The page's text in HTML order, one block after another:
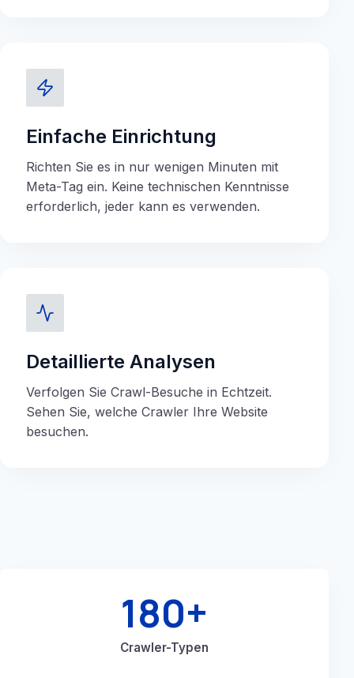
Einfache Einrichtung
Richten Sie es in nur wenigen Minuten mit
Meta-Tag ein. Keine technischen Kenntnisse
erforderlich, jeder kann es verwenden.
Detaillierte Analysen
Verfolgen Sie Crawl-Besuche in Echtzeit.
Sehen Sie, welche Crawler Ihre Website
besuchen.
180+
Crawler-Typen